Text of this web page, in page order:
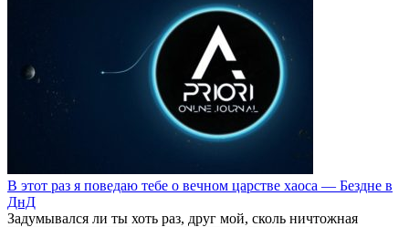
В этот раз я поведаю тебе о вечном царстве хаоса — Бездне в
ДнД
Задумывался ли ты хоть раз, друг мой, сколь ничтожная